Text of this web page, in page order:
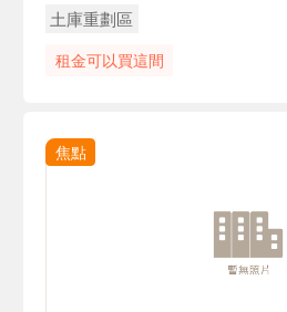
土庫重劃區
租金可以買這間
焦點